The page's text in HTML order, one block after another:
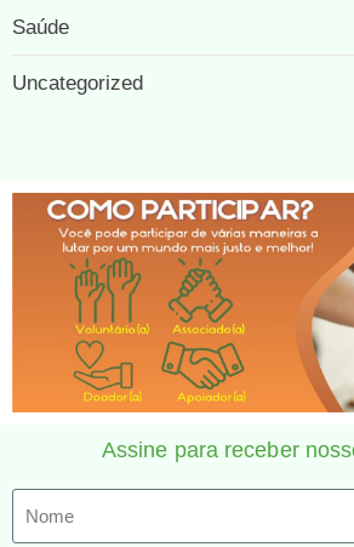
Saúde
Uncategorized
Assine para receber